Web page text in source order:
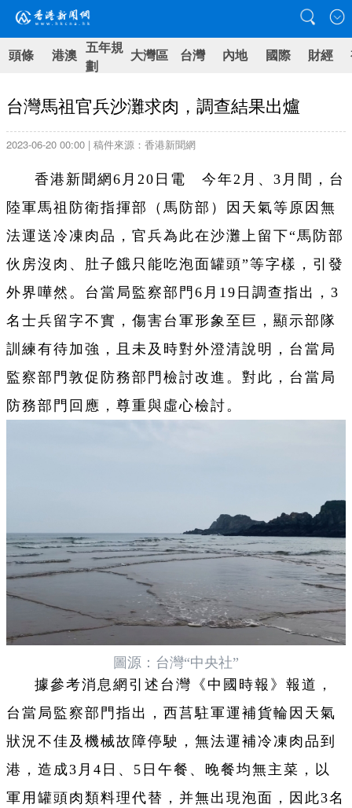
頭條 港澳 五年規
劃
大灣區 台灣 內地 國際 財經
台灣馬祖官兵沙灘求肉，調查結果出爐
2023-06-20 00:00 | 稿件來源：香港新聞網
香港新聞網6月20日電 今年2月、3月間，台
陸軍馬祖防衛指揮部（馬防部）因天氣等原因無
法運送冷凍肉品，官兵為此在沙灘上留下“馬防部
伙房沒肉、肚子餓只能吃泡面罐頭”等字樣，引發
外界嘩然。台當局監察部門6月19日調查指出，3
名士兵留字不實，傷害台軍形象至巨，顯示部隊
訓練有待加強，且未及時對外澄清說明，台當局
監察部門敦促防務部門檢討改進。對此，台當局
防務部門回應，尊重與虛心檢討。
圖源：台灣“中央社”
據參考消息網引述台灣《中國時報》報道，
台當局監察部門指出，西莒駐軍運補貨輪因天氣
狀況不佳及機械故障停駛，無法運補冷凍肉品到
港，造成3月4日、5日午餐、晚餐均無主菜，以
軍用罐頭肉類料理代替，并無出現泡面，因此3名